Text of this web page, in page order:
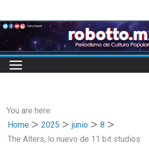
to
content
You are here:
Home
2025 junio
8
The Alters, lo nuevo de 11 bit studios